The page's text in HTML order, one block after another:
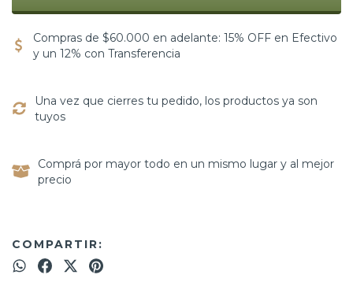
Compras de $60.000 en adelante: 15% OFF en Efectivo
y un 12% con Transferencia
Una vez que cierres tu pedido, los productos ya son
tuyos
Comprá por mayor todo en un mismo lugar y al mejor
precio
COMPARTIR: